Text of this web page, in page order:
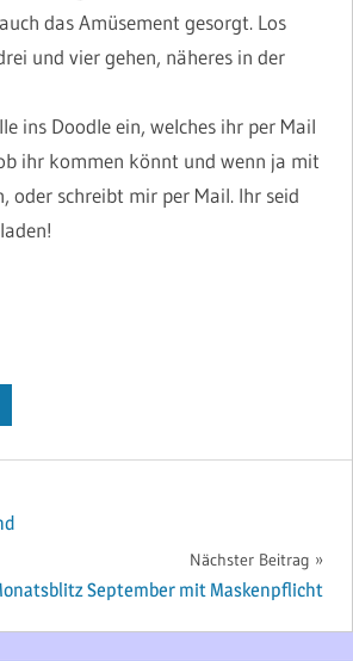
das Amüsement gesorgt. Los
und vier gehen, näheres in der
ins Doodle ein, welches ihr per Mail
ihr kommen könnt und wenn ja mit
oder schreibt mir per Mail. Ihr seid
Nächster Beitrag
September mit Maskenpflicht